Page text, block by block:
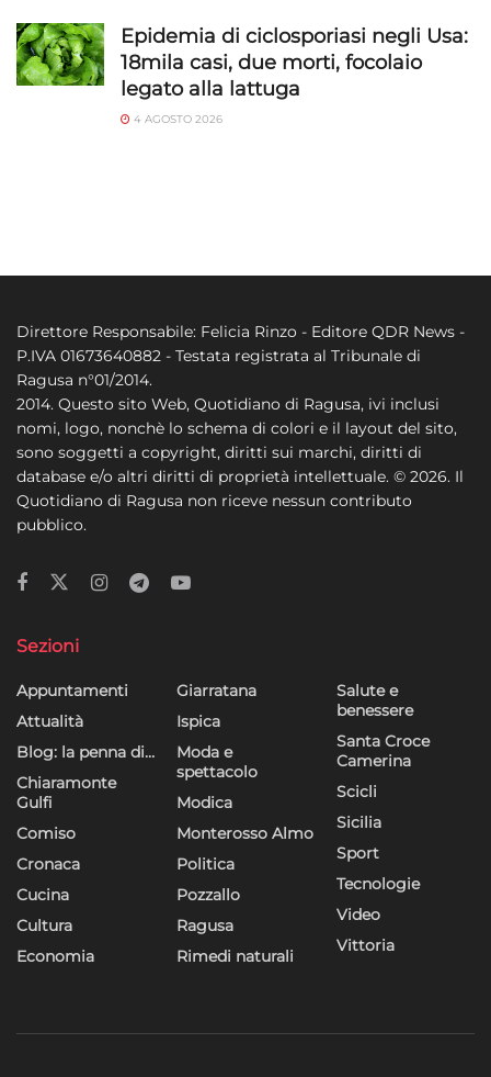
Epidemia di ciclosporiasi negli Usa:
18mila casi, due morti, focolaio
legato alla lattuga
4 AGOSTO 2026
Direttore Responsabile: Felicia Rinzo - Editore QDR News -
P.IVA 01673640882 - Testata registrata al Tribunale di
Ragusa n°01/2014.
2014. Questo sito Web, Quotidiano di Ragusa, ivi inclusi
nomi, logo, nonchè lo schema di colori e il layout del sito,
sono soggetti a copyright, diritti sui marchi, diritti di
database e/o altri diritti di proprietà intellettuale. © 2026. Il
Quotidiano di Ragusa non riceve nessun contributo
pubblico.
Sezioni
Appuntamenti
Attualità
Blog: la penna di…
Chiaramonte
Gulfi
Comiso
Cronaca
Cucina
Cultura
Economia
Giarratana
Ispica
Moda e
spettacolo
Modica
Monterosso Almo
Politica
Pozzallo
Ragusa
Rimedi naturali
Salute e
benessere
Santa Croce
Camerina
Scicli
Sicilia
Sport
Tecnologie
Video
Vittoria